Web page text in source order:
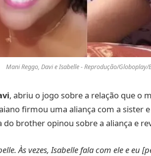
Mani Reggo, Davi e Isabelle - Reprodução/Globoplay/
, abriu o jogo sobre a relação que o
firmou uma aliança com a sister
do brother opinou sobre a aliança e
Às vezes, Isabelle fala com ele e eu